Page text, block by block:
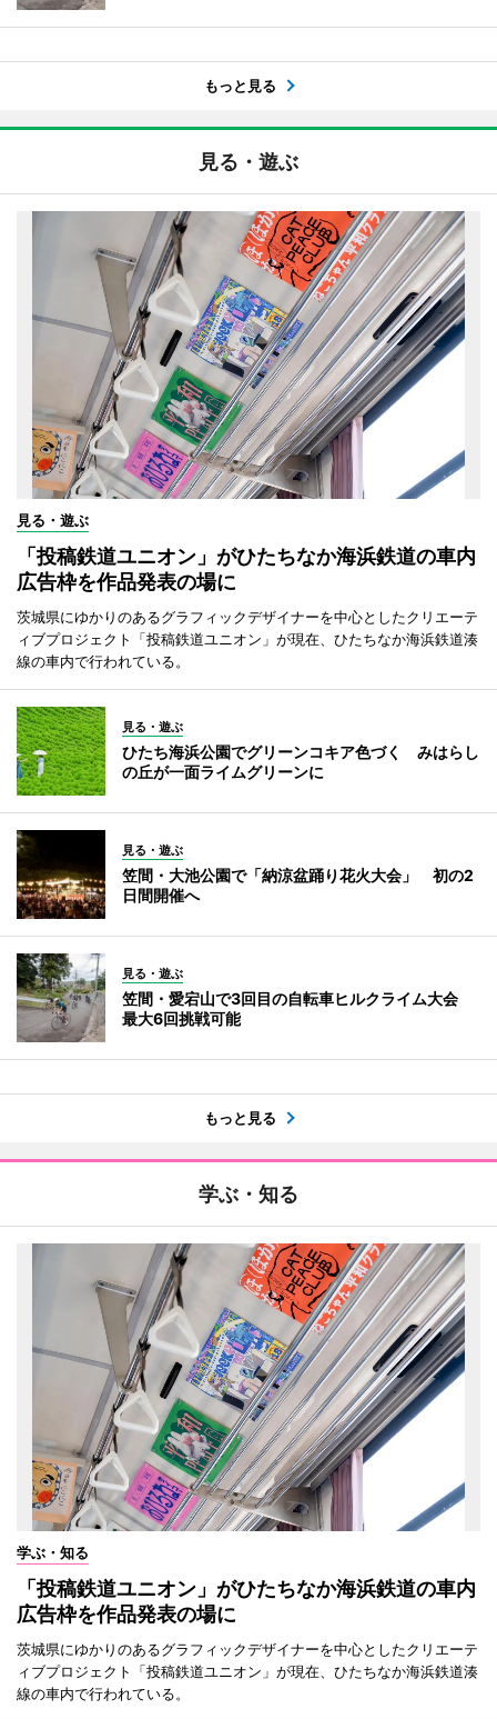
もっと見る
見る・遊ぶ
見る・遊ぶ
「投稿鉄道ユニオン」がひたちなか海浜鉄道の車内
広告枠を作品発表の場に
茨城県にゆかりのあるグラフィックデザイナーを中心としたクリエーテ
ィブプロジェクト「投稿鉄道ユニオン」が現在、ひたちなか海浜鉄道湊
線の車内で行われている。
見る・遊ぶ
ひたち海浜公園でグリーンコキア色づく みはらし
の丘が一面ライムグリーンに
見る・遊ぶ
笠間・大池公園で「納涼盆踊り花火大会」 初の2
日間開催へ
見る・遊ぶ
笠間・愛宕山で3回目の自転車ヒルクライム大会
最大6回挑戦可能
もっと見る
学ぶ・知る
学ぶ・知る
「投稿鉄道ユニオン」がひたちなか海浜鉄道の車内
広告枠を作品発表の場に
茨城県にゆかりのあるグラフィックデザイナーを中心としたクリエーテ
ィブプロジェクト「投稿鉄道ユニオン」が現在、ひたちなか海浜鉄道湊
線の車内で行われている。